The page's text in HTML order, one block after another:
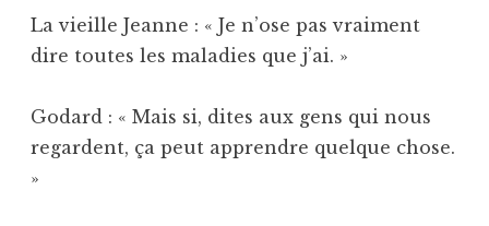
La vieille Jeanne : « Je n’ose pas vraiment
dire toutes les maladies que j’ai. »
Godard : « Mais si, dites aux gens qui nous
regardent, ça peut apprendre quelque chose.
»